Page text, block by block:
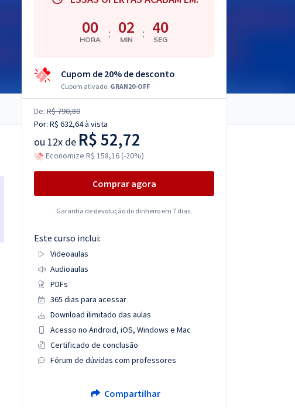
00
HORA : 02
MIN : 39
SEG
Cupom de 20% de desconto
Cupom ativado: GRAN20-OFF
De: R$ 790,80
Por: R$ 632,64à vista
ou 12x de R$ 52,72
Economize R$ 158,16 (-20%)
Comprar agora
Garantia de devolução do dinheiro em 7 dias.
Este curso inclui:
Videoaulas
Audioaulas
PDFs
365 dias para acessar
Download ilimitado das aulas
Acesso no Android, iOS, Windows e Mac
Certificado de conclusão
Fórum de dúvidas com professores
Compartilhar